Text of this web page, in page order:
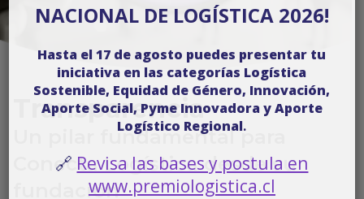
Transparencia
Un pilar fundamental para
Conecta Logística desde su
fundación
NACIONAL DE LOGÍSTICA 2026!
Hasta el 17 de agosto puedes presentar tu
iniciativa en las categorías Logística
Sostenible, Equidad de Género, Innovación,
Aporte Social, Pyme Innovadora y Aporte
Logístico Regional.
🔗 Revisa las bases y postula en
www.premiologistica.cl